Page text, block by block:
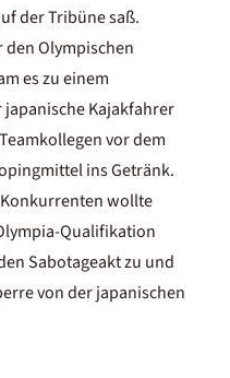
der Tribüne saß.
denOlympischen
es zu einem
Kajakfahrer
vor dem
ins Getränk.
wollte
Qualifikation
Sabotageakt zu und
von der japanischen